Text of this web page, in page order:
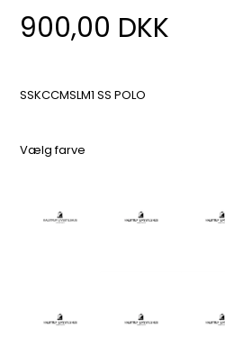
900,00 DKK
SSKCCMSLM1 SS POLO
Vælg farve